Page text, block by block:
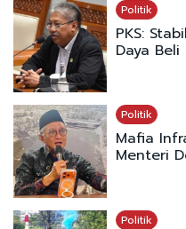
Politik
PKS:
Daya Beli
Politik
Mafia
Menteri
Politik